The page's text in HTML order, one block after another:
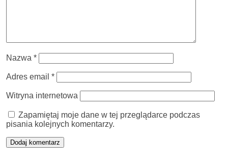
Nazwa *
Adres email *
Witryna internetowa
Zapamiętaj moje dane w tej przeglądarce podczas
pisania kolejnych komentarzy.